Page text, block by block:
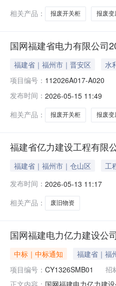
相关产品：
报废开关柜 报废变
国网福建省电力有限公司
福建省｜福州市｜晋安区 水
项目编号： 112026A017-A020
发布时间： 2026-05-15 11:49
相关产品：
报废开关柜 报废变
福建省亿力建设工程有限
福建省｜福州市｜仓山区 工
发布时间： 2026-05-13 11:17
相关产品：
废旧物资
国网福建电力亿力建设公
中标｜中标通知 福建省｜福
项目编号： CY1326SMB01 招
国网福建电力亿力建